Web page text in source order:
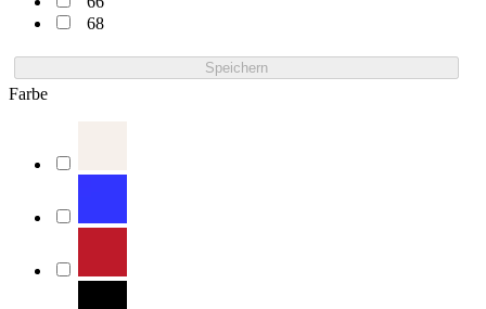
68
Speichern
Farbe